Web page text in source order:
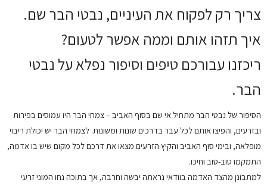
צריך רק לפקוח את העיניים, נבטי הבר שם.
איך תזהו אותם וממה אפשר לטעום?
ריכזנו עבורכם טיפים וסיפור נפלא על נבטי
הבר.
הסיפור של נבטי הבר מתחיל אי שם בסוף האביב – צמחי הבר היו עמוסים בפירות
ובזרעים, והפיצו אותם לכל עבר בדרכים שונות ומשונות. לצמחי הבר יש יכולת ריבוי
מופלאה, ובימי סוף האביב והקיץ הזרעים מצאו את דרכם לכל מקום שיש בו אדמה,
התמקמו טוב-טוב וחיכו.
למתבונן מהצד האדמה בוודאי נראתה יבשה וחרבה, אך בתוכה נחו המוני זרעי